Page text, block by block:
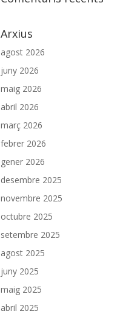
Arxius
agost 2026
juny 2026
maig 2026
abril 2026
març 2026
febrer 2026
gener 2026
desembre 2025
novembre 2025
octubre 2025
setembre 2025
agost 2025
juny 2025
maig 2025
abril 2025